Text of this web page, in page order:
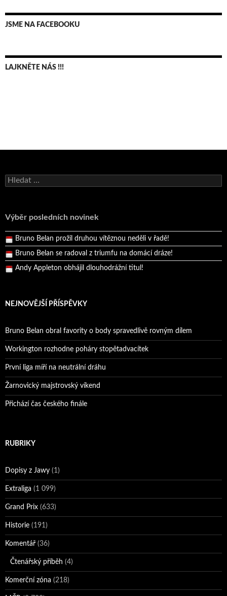
JSME NA FACEBOOKU
LAJKNĚTE NÁS !!!
Vyhledávání
Výběr posledních novinek
Bruno Belan se radoval z triumfu na domácí dráze!
Pražský přebor neskrblil překvapeními!
Bruno Belan prožil druhou vítěznou neděli v řadě!
Bruno Belan se radoval z triumfu na domácí dráze!
Andy Appleton obhájil dlouhodrážní titul!
NEJNOVĚJŠÍ PŘÍSPĚVKY
Bruno Belan obral favority o body spravedlivě rovným dílem
Workington rozhodne poháry stopětadvacítek
První liga míří na neutrální dráhu
Žarnovický majstrovský víkend
Přichází čas českého finále
RUBRIKY
Dopisy z Jawy (1)
Extraliga (1 099)
Grand Prix (633)
Historie (191)
Komentář (36)
Čtenářský příběh (4)
Komerční zóna (218)